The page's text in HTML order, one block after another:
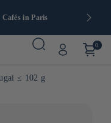
in Paris
0
≤ 102 g